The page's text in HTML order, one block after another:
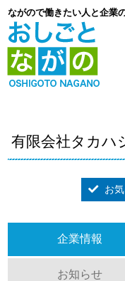
ながので働きたい人と企業
有限会社タカハ
お
企業情報
お知らせ